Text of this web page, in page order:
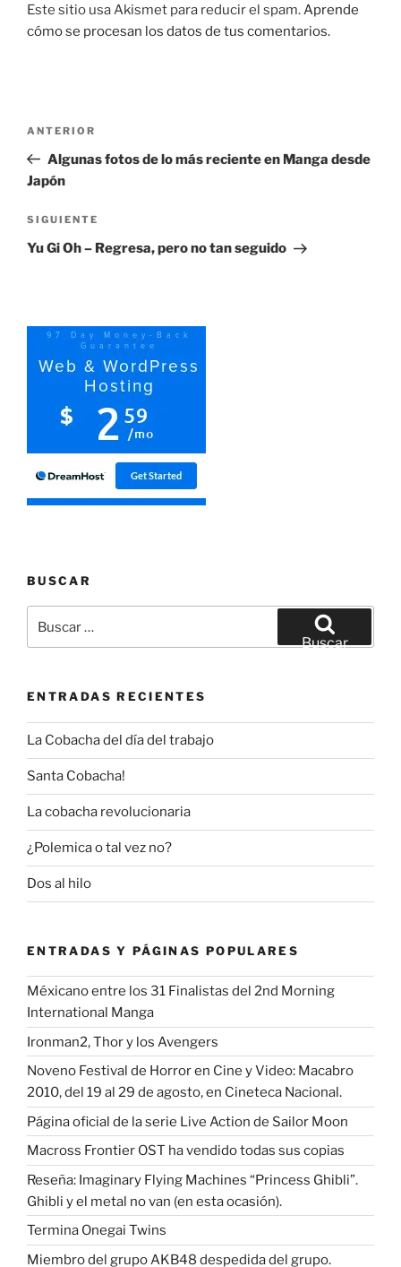
Este sitio usa Akismet para reducir el spam.Aprende
cómo se procesan los datos de tus comentarios.
entradas
Entrada
anterior:
ANTERIOR
Algunas fotos de lo más reciente en Manga desde
Japón
Siguiente
entrada
SIGUIENTE
Yu Gi Oh – Regresa, pero no tan seguido
BUSCAR
por:
Buscar
ENTRADAS RECIENTES
La Cobacha del día del trabajo
Santa Cobacha!
La cobacha revolucionaria
¿Polemica o tal vez no?
Dos al hilo
ENTRADAS Y PÁGINAS POPULARES
Méxicano entre los 31 Finalistas del 2nd Morning
International Manga
Ironman2, Thor y los Avengers
Noveno Festival de Horror en Cine y Video: Macabro
2010, del 19 al 29 de agosto, en Cineteca Nacional.
Página oficial de la serie Live Action de Sailor Moon
Macross Frontier OST ha vendido todas sus copias
Reseña: Imaginary Flying Machines “Princess Ghibli”.
Ghibli y el metal no van (en esta ocasión).
Termina Onegai Twins
Miembro del grupo AKB48 despedida del grupo.